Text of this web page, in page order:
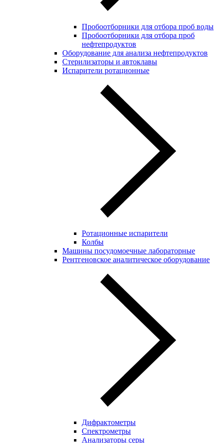
Пробоотборники для отбора проб воды
Пробоотборники для отбора проб
нефтепродуктов
Оборудование для анализа нефтепродуктов
Стерилизаторы и автоклавы
Испарители ротационные
Ротационные испарители
Колбы
Машины посудомоечные лабораторные
Рентгеновское аналитическое оборудование
Дифрактометры
Спектрометры
Анализаторы серы